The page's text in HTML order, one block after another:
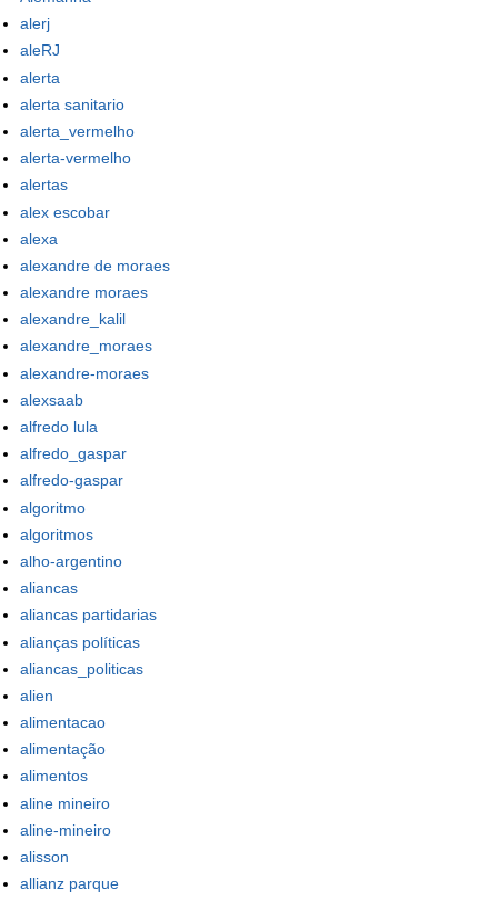
alerj
aleRJ
alerta
alerta sanitario
alerta_vermelho
alerta-vermelho
alertas
alex escobar
alexa
alexandre de moraes
alexandre moraes
alexandre_kalil
alexandre_moraes
alexandre-moraes
alexsaab
alfredo lula
alfredo_gaspar
alfredo-gaspar
algoritmo
algoritmos
alho-argentino
aliancas
aliancas partidarias
alianças políticas
aliancas_politicas
alien
alimentacao
alimentação
alimentos
aline mineiro
aline-mineiro
alisson
allianz parque